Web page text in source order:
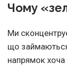
Чому
Ми
що займаються
напрямок хоча